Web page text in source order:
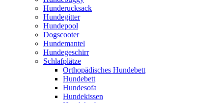
Hunderucksack
Hundegitter
Hundepool
Dogscooter
Hundemantel
Hundegeschirr
Schlafplätze
Orthopädisches Hundebett
Hundebett
Hundesofa
Hundekissen